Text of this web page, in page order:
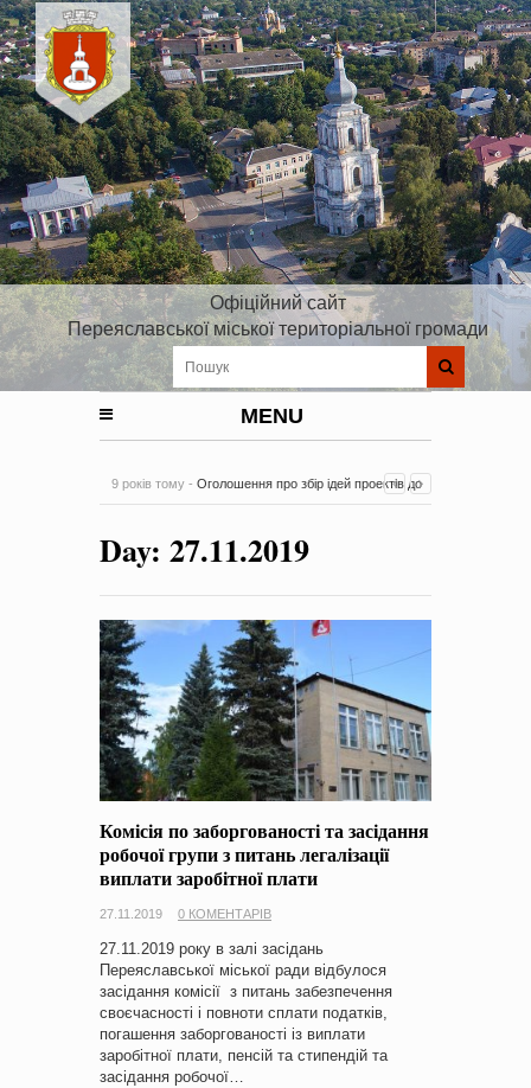
Офіційний сайт
Переяславської міської територіальної громади
MENU
9 років тому - Оголошення про збір ідей проектів до
на період 2018 – 2020 роки Оголошення про збір ідей
проектів
-0 Коментарів
Day: 27.11.2019
Комісія по заборгованості та засідання
робочої групи з питань легалізації
виплати заробітної плати
27.11.2019 0 КОМЕНТАРІВ
27.11.2019 року в залі засідань
Переяславcької міської ради відбулося
засідання комісії з питань забезпечення
своєчасності і повноти сплати податків,
погашення заборгованості із виплати
заробітної плати, пенсій та стипендій та
засідання робочої…